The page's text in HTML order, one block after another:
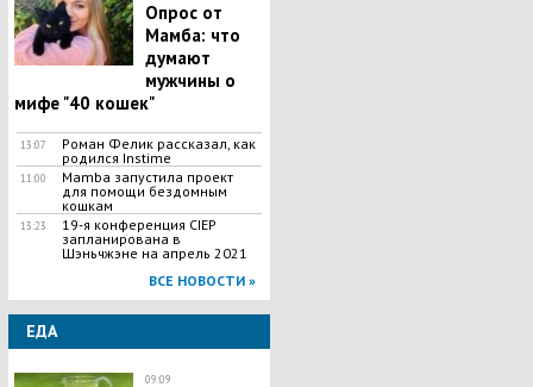
Опрос от
Мамба: что
думают
мужчины о
мифе "40 кошек"
13:07
Роман Фелик рассказал, как
родился Instime
11:00
Mamba запустила проект
для помощи бездомным
кошкам
13:23
19-я конференция CIEP
запланирована в
Шэньчжэне на апрель 2021
ВСЕ НОВОСТИ »
ЕДА
09:09